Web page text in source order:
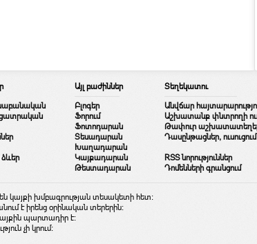
Այլ բաժիններ
Բլոգեր
Ֆորում
Ֆոտոդարան
Տեսադարան
Խաղադարան
Կայքադարան
Թեստադարան
Տեղեկատու
Անվճար
Աշխատանք փնտրողի
Թափուր
Դասընթացներ, ուսուցում
RSS նորություններ
Դոմենների գրանցում
կայքի խմբագրության տեսակետի հետ:
է իրենց օրինական տերերին:
պարտադիր է:
չի կրում: